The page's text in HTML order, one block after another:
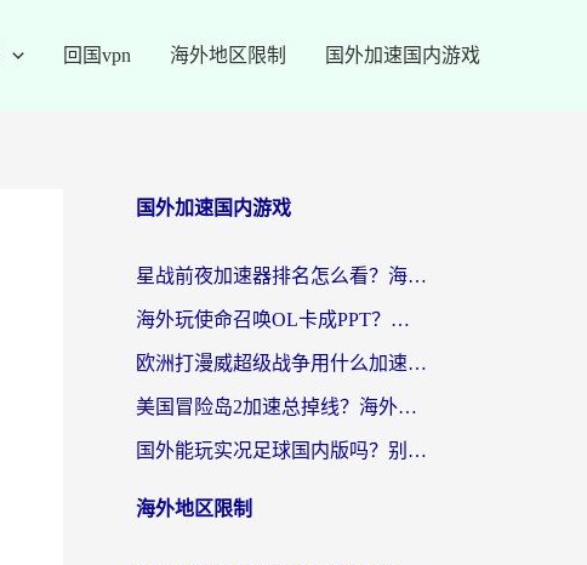
回国vpn 海外地区限制 国外加速国内游戏
国外加速国内游戏
星战前夜加速器排名怎么看？海外玩家国服游戏畅玩终极指南（附欧洲玩跑跑我的起源解决方案）
海外玩使命召唤OL卡成PPT？苹果用户必看：使命召唤OL国外加速器下载苹果版指南
欧洲打漫威超级战争用什么加速器？3个海外游戏卡顿问题一次解决（附实测推荐）
美国冒险岛2加速总掉线？海外玩家必看的国服游戏加速器选择指南
国外能玩实况足球国内版吗？别再卡成PPT！海外党国服游戏加速全攻略
海外地区限制